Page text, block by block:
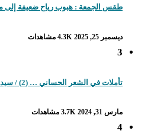
طقس الجمعة : هبوب رياح ضعيفة إلى
ديسمبر 25, 2025 4.3K مشاهدات
3
تأملات في الشعر الحساني … (2) / سيد...
مارس 31, 2024 3.7K مشاهدات
4